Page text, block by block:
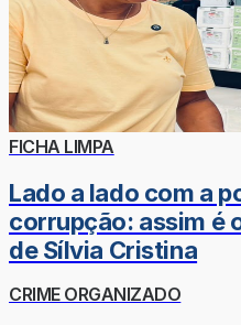
FICHA LIMPA
Lado a lado com a
corrupção: assim é
de Sílvia Cristina
CRIME ORGANIZADO